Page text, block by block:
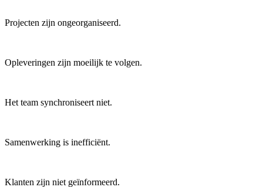
Projecten zijn ongeorganiseerd.
Opleveringen zijn moeilijk te volgen.
Het team synchroniseert niet.
Samenwerking is inefficiënt.
Klanten zijn niet geïnformeerd.